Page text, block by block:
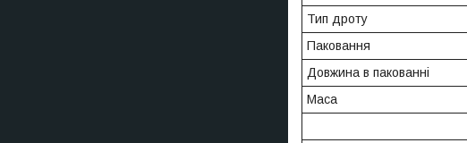
Тип дроту
Паковання
Довжина в пакованні
Маса